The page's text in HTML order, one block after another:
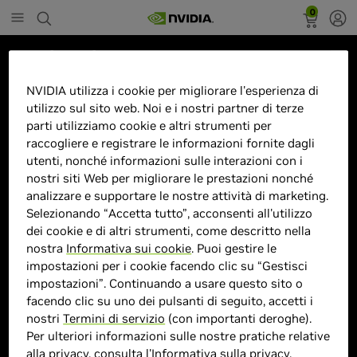
0
Marketplace
ZOTAC RTX 5070 SOLID SFF
12GB
> GPU : GeForce RTX 5070
> Dimensione memoria : 12GB GDDR7
> Velocità boost clock : MHz
> MPN : ZT-B50710D3-10P
Prodotto esaurito
NVIDIA utilizza i cookie per migliorare l'esperienza di
utilizzo sul sito web. Noi e i nostri partner di terze
parti utilizziamo cookie e altri strumenti per
raccogliere e registrare le informazioni fornite dagli
utenti, nonché informazioni sulle interazioni con i
nostri siti Web per migliorare le prestazioni nonché
analizzare e supportare le nostre attività di marketing.
Selezionando “Accetta tutto”, acconsenti all'utilizzo
dei cookie e di altri strumenti, come descritto nella
nostra Informativa sui cookie. Puoi gestire le
impostazioni per i cookie facendo clic su “Gestisci
impostazioni”. Continuando a usare questo sito o
facendo clic su uno dei pulsanti di seguito, accetti i
nostriTermini di servizio (con importanti deroghe).
Per ulteriori informazioni sulle nostre pratiche relative
alla privacy, consulta l'Informativa sulla privacy.